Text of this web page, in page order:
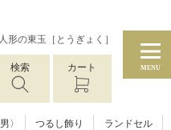
の東玉［とうぎょく］
検索 カート MENU
〉 つるし飾り ランドセル